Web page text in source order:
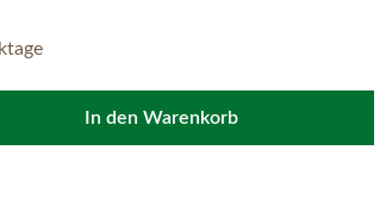
In den Warenkorb